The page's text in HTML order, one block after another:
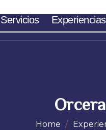
Servicios Experiencias
Orcera
Home